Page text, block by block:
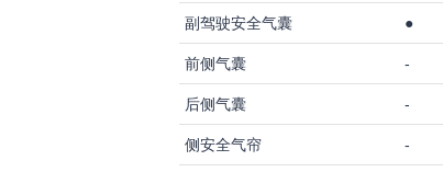
副驾驶安全气囊 ●
前侧气囊 -
后侧气囊 -
侧安全气帘 -